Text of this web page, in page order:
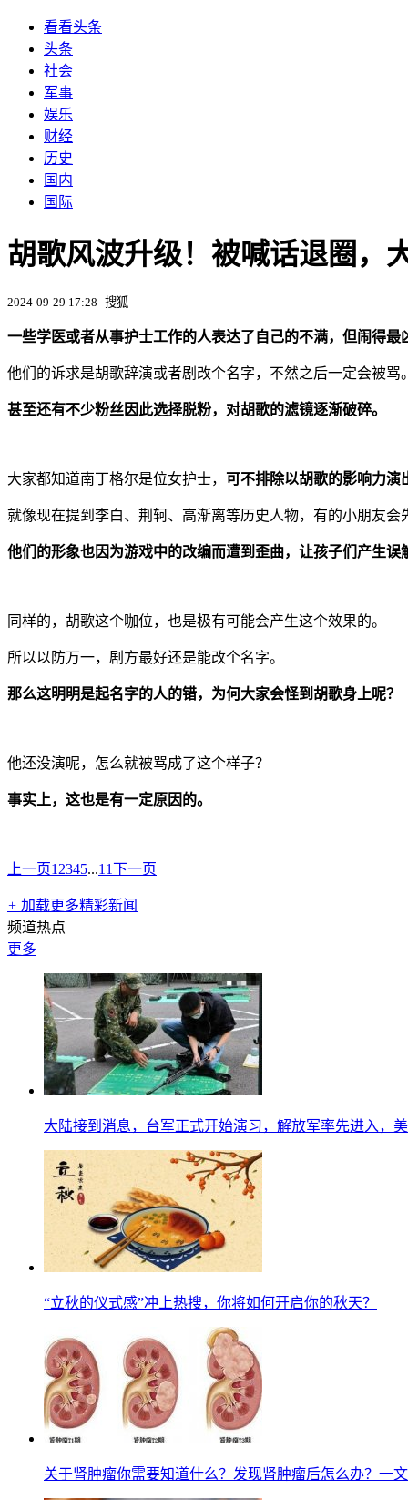
看看头条
头条
社会
军事
娱乐
财经
历史
国内
国际
胡歌风波升级！被喊话退圈，
2024-09-29 17:28 搜狐
一些学医或者从事护士工作的人表达了自己的不满，但闹得最
他们的诉求是胡歌辞演或者剧改个名字，不然之后一定会被骂
甚至还有不少粉丝因此选择脱粉，对胡歌的滤镜逐渐破碎。
大家都知道南丁格尔是位女护士， 可不排除以胡歌的影响力演
就像现在提到李白、荆轲、高渐离等历史人物，有的小朋友会
他们的形象也因为游戏中的改编而遭到歪曲，让孩子们产生误
同样的，胡歌这个咖位，也是极有可能会产生这个效果的。
所以以防万一，剧方最好还是能改个名字。
那么这明明是起名字的人的错，为何大家会怪到胡歌身上呢？
他还没演呢，怎么就被骂成了这个样子？
事实上，这也是有一定原因的。
上一页1 2345...11下一页
+ 加载更多精彩新闻
频道热点
更多
大陆接到消息，台军正式开始演习，解放军率先进入，
“立秋的仪式感”冲上热搜，你将如何开启你的秋天？
关于肾肿瘤你需要知道什么？发现肾肿瘤后怎么办？一